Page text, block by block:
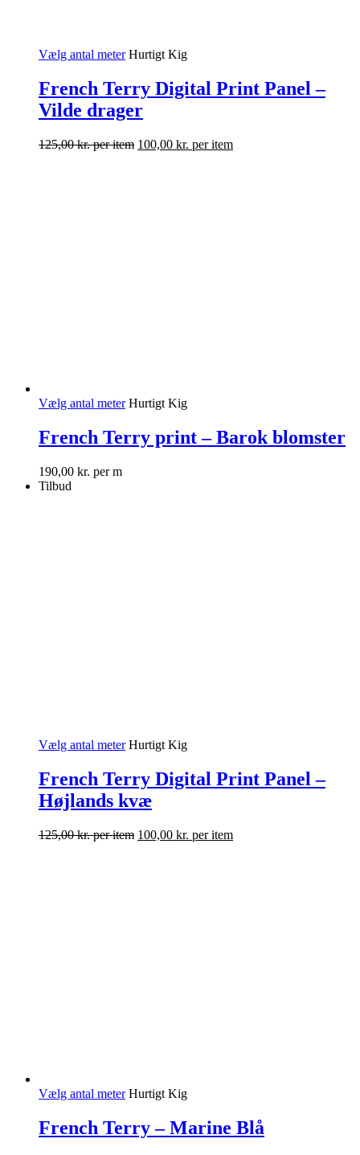
Vælg antal meter Hurtigt Kig
French Terry Digital Print Panel –
Vilde drager
125,00kr.per item 100,00 kr. per item
Vælg antal meter Hurtigt Kig
French Terry print – Barok blomster
190,00 kr. per m
Tilbud
Vælg antal meter Hurtigt Kig
French Terry Digital Print Panel –
Højlands kvæ
125,00kr.per item 100,00 kr. per item
Vælg antal meter Hurtigt Kig
French Terry – Marine Blå